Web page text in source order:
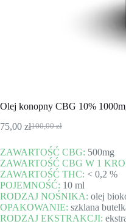
Olej konopny CBG 10%
100,00zł
Pierwotna
wynosiła:
100,00 zł.
75,00 złAktualna
wynosi:
75,00 zł.
ZAWARTOŚĆ CBG: 500mg
ZAWARTOŚĆ CBG W 1
ZAWARTOŚĆ THC: < 0,2 %
POJEMNOŚĆ: 10 ml
RODZAJ NOŚNIKA: olej
OPAKOWANIE: szklana
RODZAJ EKSTRAKCJI: